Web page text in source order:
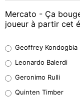
Mercato - Ça
joueur à partir cet
38%
32%
Geoffrey Kondogbia
Leonardo Balerdi
Geronimo Rulli
Quinten Timber